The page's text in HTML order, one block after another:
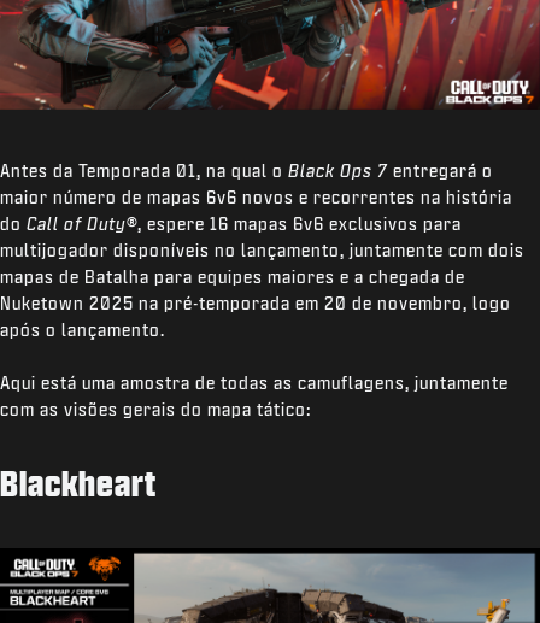
Antes da Temporada 01, na qual o Black Ops 7 entregará o
maior número de mapas 6v6 novos e recorrentes na história
do Call of Duty®, espere 16 mapas 6v6 exclusivos para
multijogador disponíveis no lançamento, juntamente com dois
mapas de Batalha para equipes maiores e a chegada de
Nuketown 2025 na pré-temporada em 20 de novembro, logo
após o lançamento.
Aqui está uma amostra de todas as camuflagens, juntamente
com as visões gerais do mapa tático:
Blackheart